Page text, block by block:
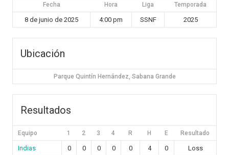
Fecha Hora Liga Temporada
8 de junio de 2025 4:00 pm SSNF 2025
Ubicación
Parque Quintín Hernández, Sabana Grande
Resultados
Equipo 1 2 3 4 R H E Resultado
Indias 0 0 0 0 0 4 0
Loss